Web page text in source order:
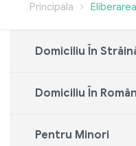
Principala
Domiciliu În
Domiciliu În
Pentru Minori